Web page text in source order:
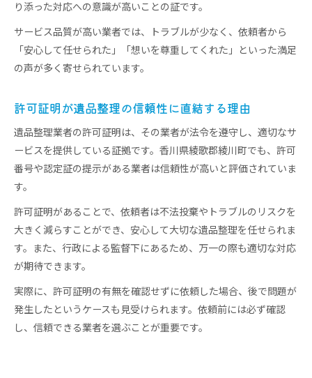
り添った対応への意識が高いことの証です。
サービス品質が高い業者では、トラブルが少なく、依頼者から
「安心して任せられた」「想いを尊重してくれた」といった満足
の声が多く寄せられています。
許可証明が遺品整理の信頼性に直結する理由
遺品整理業者の許可証明は、その業者が法令を遵守し、適切なサ
ービスを提供している証拠です。香川県綾歌郡綾川町でも、許可
番号や認定証の提示がある業者は信頼性が高いと評価されていま
す。
許可証明があることで、依頼者は不法投棄やトラブルのリスクを
大きく減らすことができ、安心して大切な遺品整理を任せられま
す。また、行政による監督下にあるため、万一の際も適切な対応
が期待できます。
実際に、許可証明の有無を確認せずに依頼した場合、後で問題が
発生したというケースも見受けられます。依頼前には必ず確認
し、信頼できる業者を選ぶことが重要です。